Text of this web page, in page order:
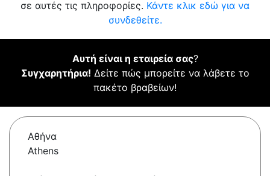
σε αυτές τις πληροφορίες. Κάντε κλικ εδώ για να
συνδεθείτε.
Αυτή είναι η εταιρεία σας?
Συγχαρητήρια! Δείτε πώς μπορείτε να λάβετε το
πακέτο βραβείων!
Αθήνα
Athens